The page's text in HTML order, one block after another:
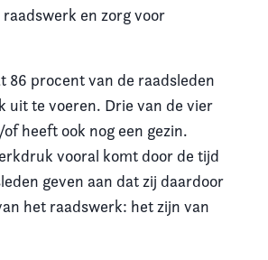
en zorg voor
86 procent van de raadsleden
uit te voeren. Drie van de vier
heeft ook nog een gezin.
vooral komt door de tijd
geven aan dat zij daardoor
het raadswerk: het zijn van